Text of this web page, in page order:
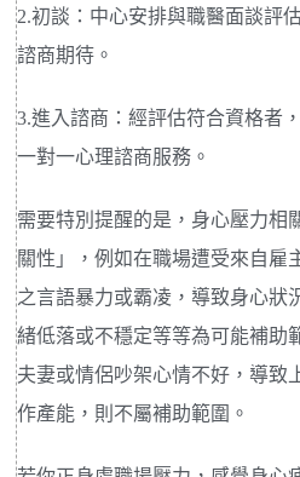
2.初談：中心安排與職醫面談評
諮商期待。
3.進入諮商：經評估符合資格者
一對一心理諮商服務。
需要特別提醒的是，身心壓力相
關性」，例如在職場遭受來自雇
之言語暴力或霸凌，導致身心狀
緒低落或不穩定等等為可能補助
夫妻或情侶吵架心情不好，導致
作產能，則不屬補助範圍。